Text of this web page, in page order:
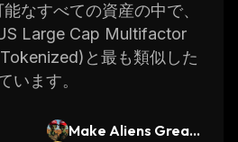
なすべての資産の中で、
Large Cap Multifactor
と最も類似した
います。
Make Aliens Great